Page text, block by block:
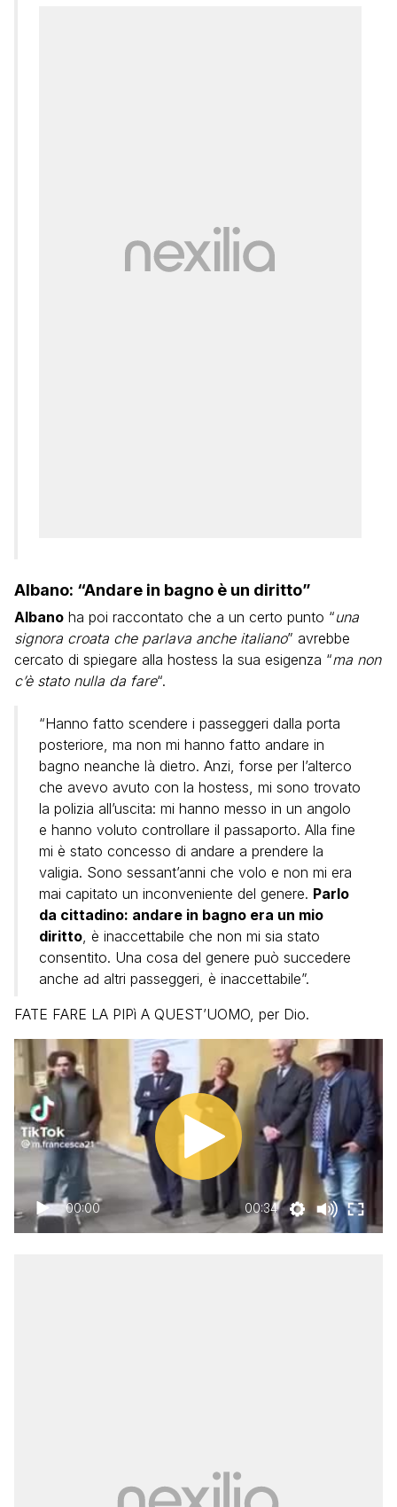
Albano: “Andare in bagno è un diritto”
Albano ha poi raccontato che a un certo punto “una
signora croata che parlava anche italiano” avrebbe
cercato di spiegare alla hostess la sua esigenza “ma non
c’è stato nulla da fare“.
“Hanno fatto scendere i passeggeri dalla porta
posteriore, ma non mi hanno fatto andare in
bagno neanche là dietro. Anzi, forse per l’alterco
che avevo avuto con la hostess, mi sono trovato
la polizia all’uscita: mi hanno messo in un angolo
e hanno voluto controllare il passaporto. Alla fine
mi è stato concesso di andare a prendere la
valigia. Sono sessant’anni che volo e non mi era
mai capitato un inconveniente del genere. Parlo
da cittadino: andare in bagno era un mio
diritto, è inaccettabile che non mi sia stato
consentito. Una cosa del genere può succedere
anche ad altri passeggeri, è inaccettabile”.
FATE FARE LA PIPì A QUEST’UOMO, per Dio.
00:00 00:34